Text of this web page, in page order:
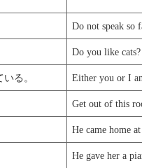
います。【基
成中【完成編
http://
stage→<http://
中学英文法シ
Do not speak so
Do you like cats?
る。 Either you or I
Get out of this
He came home
He gave her a